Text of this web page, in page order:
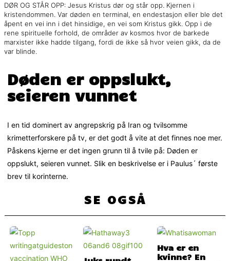
DØR OG STÅR OPP: Jesus Kristus dør og står opp. Kjernen i
kristendommen. Var døden en terminal, en endestasjon eller ble det
åpent en vei inn i det hinsidige, en vei som Kristus gikk. Opp i de
rene spirituelle forhold, de områder av kosmos hvor de barkede
marxister ikke hadde tilgang, fordi de ikke så hvor veien gikk, da de
var blinde.
Døden er oppslukt,
seieren vunnet
I en tid dominert av angrepskrig på Iran og tvilsomme
krimetterforskere på tv, er det godt å vite at det finnes noe mer.
Påskens kjerne er det ingen grunn til å tvile på: Døden er
oppslukt, seieren vunnet. Slik en beskrivelse er i Paulus´ første
brev til korinterne.
SE OGSÅ
Hva er en
kvinne? En